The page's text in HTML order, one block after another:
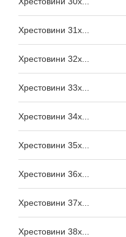
Хрестовини 31x...
Хрестовини 32x...
Хрестовини 33x...
Хрестовини 34x...
Хрестовини 35x...
Хрестовини 36x...
Хрестовини 37x...
Хрестовини 38x...